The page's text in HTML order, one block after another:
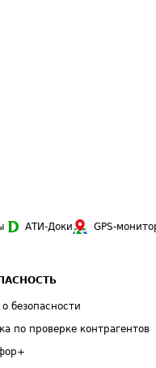
АТИ-Доки GPS-
о безопасности
по проверке контрагентов